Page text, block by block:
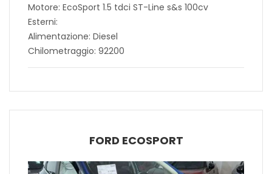
Motore: EcoSport 1.5 tdci ST-Line s&s 100cv
Esterni:
Alimentazione: Diesel
Chilometraggio: 92200
FORD ECOSPORT